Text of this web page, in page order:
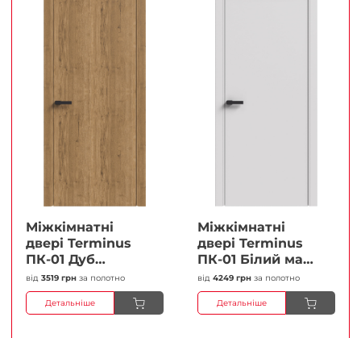
Міжкімнатні
двері Terminus
ПК-01 Дуб
античний Глухі
Плівка
від 3519 грн за полотно
Детальніше
Міжкімнатні
двері Terminus
ПК-01 Білий мат
(Термінус) Глухі
Плівка
від 4249 грн за полотно
Детальніше